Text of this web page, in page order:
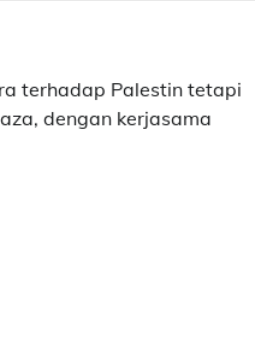
terhadap Palestin tetapi
dengan kerjasama